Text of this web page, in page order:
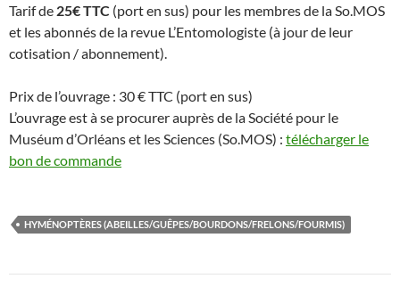
Tarif de 25€ TTC (port en sus) pour les membres de la So.MOS
et les abonnés de la revue L’Entomologiste (à jour de leur
cotisation / abonnement).
Prix de l’ouvrage : 30 € TTC (port en sus)
L’ouvrage est à se procurer auprès de la Société pour le
Muséum d’Orléans et les Sciences (So.MOS) : télécharger le
bon de commande
HYMÉNOPTÈRES (ABEILLES/GUÊPES/BOURDONS/FRELONS/FOURMIS)